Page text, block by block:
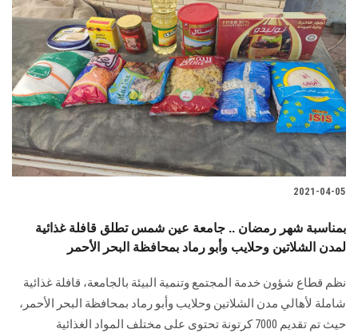
2021-04-05
بمناسبة شهر رمضان .. جامعة عين شمس تطلق قافلة غذائية
لمدن الشلاتين وحلايب وأبو رماد بمحافظة البحر الأحمر
نظم قطاع شؤون خدمة المجتمع وتنمية البيئة بالجامعة، قافلة غذائية
شاملة لأهالي مدن الشلاتين وحلايب وأبو رماد بمحافظة البحر الأحمر،
حيث تم تقديم 7000 كرتونة تحتوى على مختلف المواد الغذائية